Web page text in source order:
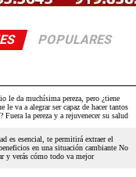
POPULARES